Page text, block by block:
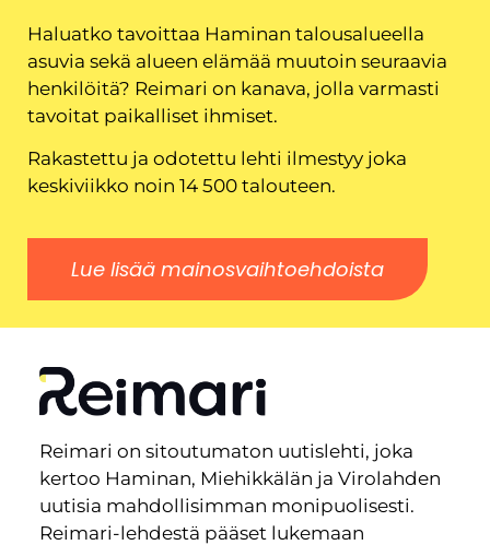
Haluatko tavoittaa Haminan talousalueella
asuvia sekä alueen elämää muutoin seuraavia
henkilöitä? Reimari on kanava, jolla varmasti
tavoitat paikalliset ihmiset.
Rakastettu ja odotettu lehti ilmestyy joka
keskiviikko noin 14 500 talouteen.
Lue lisää mainosvaihtoehdoista
Reimari on sitoutumaton uutislehti, joka
kertoo Haminan, Miehikkälän ja Virolahden
uutisia mahdollisimman monipuolisesti.
Reimari-lehdestä pääset lukemaan